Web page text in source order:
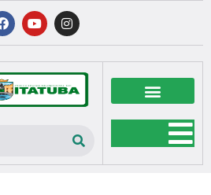
F
a
c
b
o
o
k
Y
o
u
u
b
e
I
n
s
a
g
r
a